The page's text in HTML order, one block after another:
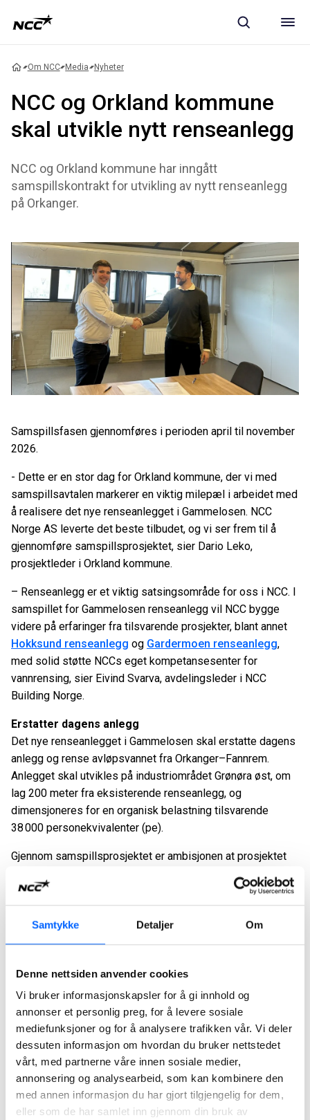
Samtykke Detaljer Om
Denne nettsiden anvender cookies
Vi bruker informasjonskapsler for å gi innhold og
annonser et personlig preg, for å levere sosiale
mediefunksjoner og for å analysere trafikken vår. Vi deler
dessuten informasjon om hvordan du bruker nettstedet
vårt, med partnerne våre innen sosiale medier,
annonsering og analysearbeid, som kan kombinere den
med annen informasjon du har gjort tilgjengelig for dem,
eller som de har samlet inn gjennom din bruk av
Om NCC Media Nyheter
NCC og Orkland kommune
skal utvikle nytt renseanlegg
NCC og Orkland kommune har inngått
samspillskontrakt for utvikling av nytt renseanlegg
på Orkanger.
Samspillsfasen gjennomføres i perioden april til november
2026.
- Dette er en stor dag for Orkland kommune, der vi med
samspillsavtalen markerer en viktig milepæl i arbeidet med
å realisere det nye renseanlegget i Gammelosen. NCC
Norge AS leverte det beste tilbudet, og vi ser frem til å
gjennomføre samspillsprosjektet, sier Dario Leko,
prosjektleder i Orkland kommune.
– Renseanlegg er et viktig satsingsområde for oss i NCC. I
samspillet for Gammelosen renseanlegg vil NCC bygge
videre på erfaringer fra tilsvarende prosjekter, blant annet
Hokksund renseanlegg og Gardermoen renseanlegg,
med solid støtte NCCs eget kompetansesenter for
vannrensing, sier Eivind Svarva, avdelingsleder i NCC
Building Norge.
Erstatter dagens anlegg
Det nye renseanlegget i Gammelosen skal erstatte dagens
anlegg og rense avløpsvannet fra Orkanger–Fannrem.
Anlegget skal utvikles på industriområdet Grønøra øst, om
lag 200 meter fra eksisterende renseanlegg, og
dimensjoneres for en organisk belastning tilsvarende
38 000 personekvivalenter (pe).
Gjennom samspillsprosjektet er ambisjonen at prosjektet
sammen om å avklare forutsetninger tidlig i prosjektet. Den
strukturerte samspillsmetodikken gjør at nødvendige
beslutninger tas på riktig tidspunkt, noe som sikrer både
fremdrift og riktige prioriteringer i utviklingsløpet.
Vi ser frem til et konstruktivt samspill hvor både
kommunen, NCC, rådgivende ingeniører og leverandører
deltar, sier Eivind Svarva.
Samspillsavtalen ble signert 19. mars.
Bildetekst:
NCC og Orkland kommune signerte utviklingsavtale for nytt